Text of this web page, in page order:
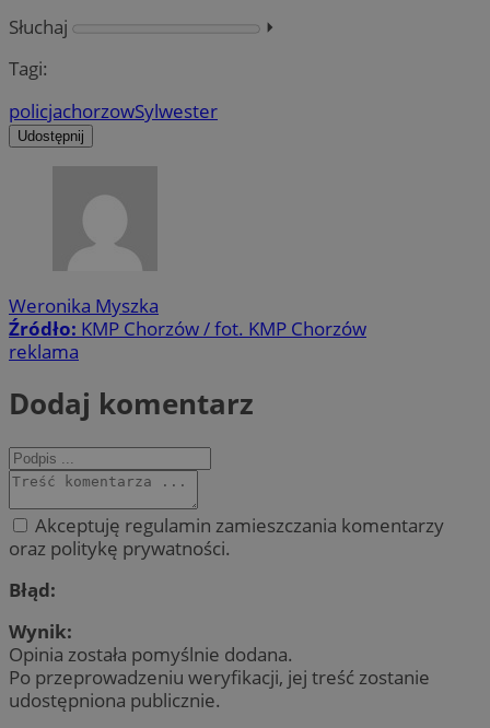
Słuchaj
⏵︎
Tagi:
policjachorzowSylwester
Udostępnij
Weronika Myszka
Źródło: KMP Chorzów / fot. KMP Chorzów
reklama
Dodaj komentarz
Akceptuję regulamin zamieszczania komentarzy
oraz politykę prywatności.
Błąd:
Wynik:
Opinia została pomyślnie dodana.
Po przeprowadzeniu weryfikacji, jej treść zostanie
udostępniona publicznie.